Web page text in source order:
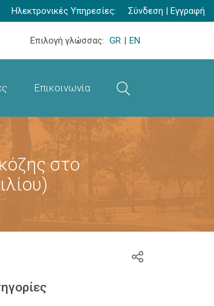
Ηλεκτρονικές Υπηρεσίες: Σύνδεση | Εγγραφή
Επιλογή γλώσσας: GR | EN
Επικοινωνία
στο